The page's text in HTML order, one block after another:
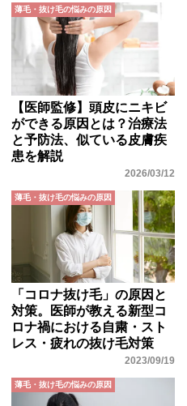
薄毛・抜け毛の悩みの原因
【医師監修】頭皮にニキビ
ができる原因とは？治療法
と予防法、似ている皮膚疾
患を解説
2026/03/12
薄毛・抜け毛の悩みの原因
「コロナ抜け毛」の原因と
対策。医師が教える新型コ
ロナ禍における自粛・スト
レス・疲れの抜け毛対策
2023/09/19
薄毛・抜け毛の悩みの原因